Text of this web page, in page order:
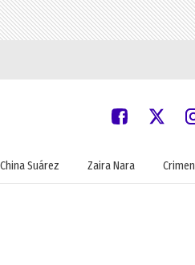
China Suárez Zaira Nara Crimen